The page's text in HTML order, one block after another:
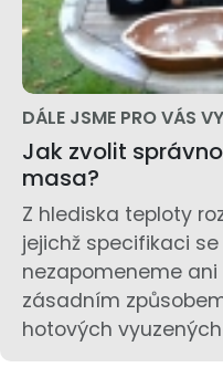
DÁLE JSME PRO VÁS
Jak zvolit
masa?
Z hlediska teploty
jejichž specifikaci
nezapomeneme
zásadním
hotových